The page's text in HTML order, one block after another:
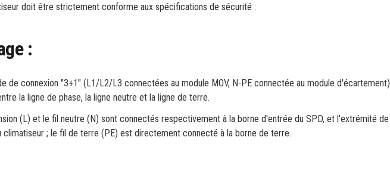
doit être strictement conforme aux spécifications de sécurité :
:
de connexion "3+1" (L1/L2/L3 connectées au module MOV, N-PE connectée au module d'écartement)
la ligne de phase, la ligne neutre et la ligne de terre.
(L) et le fil neutre (N) sont connectés respectivement à la borne d'entrée du SPD, et l'extrémité de
; le fil de terre (PE) est directement connecté à la borne de terre.